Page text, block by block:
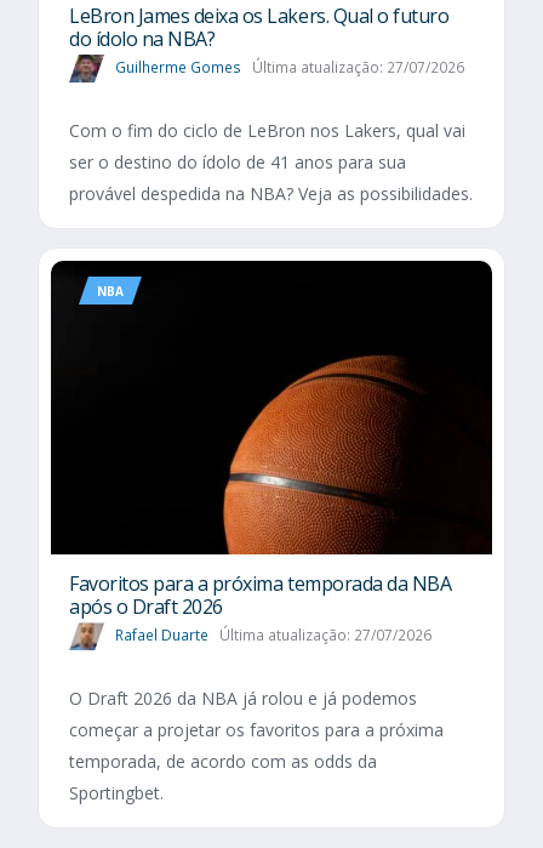
LeBron James deixa os Lakers. Qual o futuro
do ídolo na NBA?
Guilherme Gomes Última atualização: 27/07/2026
Com o fim do ciclo de LeBron nos Lakers, qual vai
ser o destino do ídolo de 41 anos para sua
provável despedida na NBA? Veja as possibilidades.
NBA
Favoritos para a próxima temporada da NBA
após o Draft 2026
Rafael Duarte Última atualização: 27/07/2026
O Draft 2026 da NBA já rolou e já podemos
começar a projetar os favoritos para a próxima
temporada, de acordo com as odds da
Sportingbet.